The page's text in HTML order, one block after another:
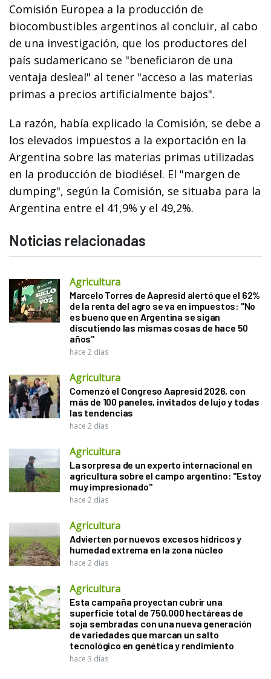
Comisión Europea a la producción de
biocombustibles argentinos al concluir, al cabo
de una investigación, que los productores del
país sudamericano se "beneficiaron de una
ventaja desleal" al tener "acceso a las materias
primas a precios artificialmente bajos".
La razón, había explicado la Comisión, se debe a
los elevados impuestos a la exportación en la
Argentina sobre las materias primas utilizadas
en la producción de biodiésel. El "margen de
dumping", según la Comisión, se situaba para la
Argentina entre el 41,9% y el 49,2%.
Noticias relacionadas
Agricultura
Marcelo Torres de Aapresid alertó que el 62%
de la renta del agro se va en impuestos: "No
es bueno que en Argentina se sigan
discutiendo las mismas cosas de hace 50
años"
hace 2 días
Agricultura
Comenzó el Congreso Aapresid 2026, con
más de 100 paneles, invitados de lujo y todas
las tendencias
hace 2 días
Agricultura
La sorpresa de un experto internacional en
agricultura sobre el campo argentino: "Estoy
muy impresionado"
hace 2 días
Agricultura
Advierten por nuevos excesos hídricos y
humedad extrema en la zona núcleo
hace 2 días
Agricultura
Esta campaña proyectan cubrir una
superficie total de 750.000 hectáreas de
soja sembradas con una nueva generación
de variedades que marcan un salto
tecnológico en genética y rendimiento
hace 3 días